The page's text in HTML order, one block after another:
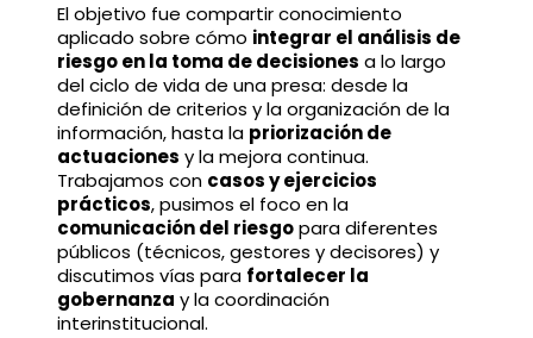
El objetivo fue compartir conocimiento
aplicado sobre cómo integrar el análisis de
riesgo en la toma de decisiones a lo largo
del ciclo de vida de una presa: desde la
definición de criterios y la organización de la
información, hasta la priorización de
actuaciones y la mejora continua.
Trabajamos con casos y ejercicios
prácticos, pusimos el foco en la
comunicación del riesgopara diferentes
públicos (técnicos, gestores y decisores) y
discutimos vías para fortalecer la
gobernanza y la coordinación
interinstitucional.